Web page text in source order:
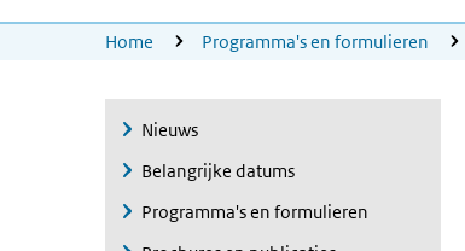
Hoofdnavigatie
U bevindt zich hier:
Home Programma's en formulieren
Nieuws
Belangrijke datums
Programma's en formulieren